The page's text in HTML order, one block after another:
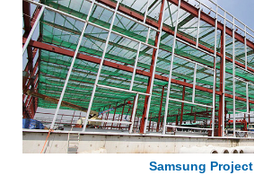
Samsung Project